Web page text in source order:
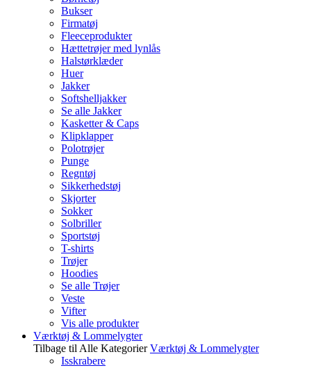
Bukser
Firmatøj
Fleeceprodukter
Hættetrøjer med lynlås
Halstørklæder
Huer
Jakker
Softshelljakker
Se alle Jakker
Kasketter & Caps
Klipklapper
Polotrøjer
Punge
Regntøj
Sikkerhedstøj
Skjorter
Sokker
Solbriller
Sportstøj
T-shirts
Trøjer
Hoodies
Se alle Trøjer
Veste
Vifter
Vis alle produkter
Værktøj & Lommelygter
Tilbage til Alle Kategorier Værktøj & Lommelygter
Isskrabere